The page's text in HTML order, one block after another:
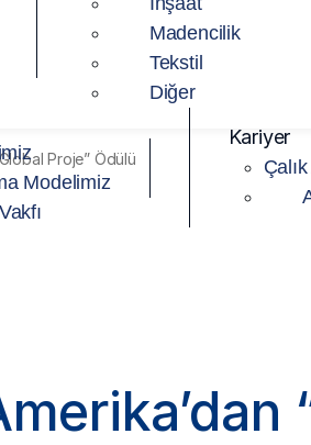
Madencilik
Tekstil
Diğer
Modelimiz
Kariyer
Proje” Ödülü